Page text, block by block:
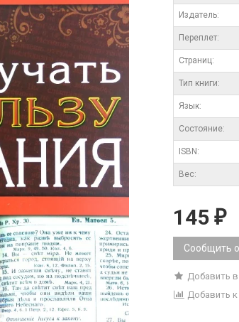
Издатель:
Переплет:
Cтраниц:
Тип книги:
Язык:
Состояние:
ISBN:
Вес:
145 ₽
Сообщить
Добавить
Добавить